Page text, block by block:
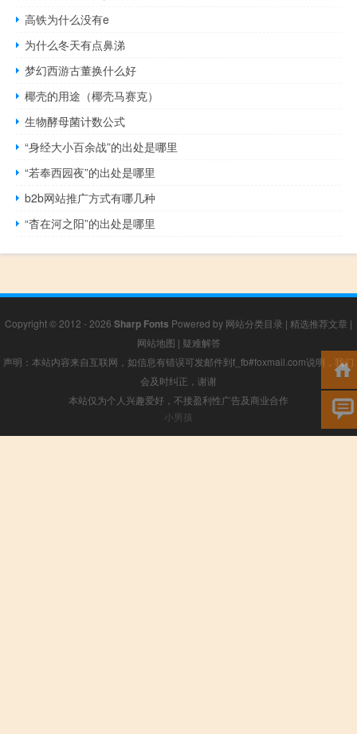
高铁为什么没有e
为什么冬天有点鼻涕
梦幻西游古董换什么好
椰壳的用途（椰壳马赛克）
生物酵母菌计数公式
“身经大小百余战”的出处是哪里
“若奉西园夜”的出处是哪里
b2b网站推广方式有哪几种
“杳在河之阳”的出处是哪里
Copyright © 2012 - 2026 Sharp Fonts Powered by 网站分类目录 | 精选推荐文章 |
网站地图 | 疑难解答
声明：本站内容来自互联网，如信息有错误可发邮件到f_fb#foxmail.com说明，我们
会及时纠正，谢谢
本站仅为个人兴趣爱好，不接盈利性广告及商业合作
小男孩